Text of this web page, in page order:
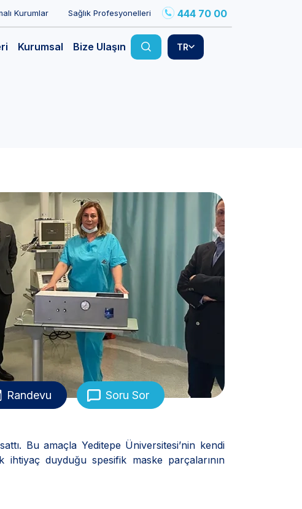
Kurumlar Sağlık Profesyonelleri 444 70 00
Kurumsal Bize Ulaşın TR
Randevu Soru Sor
Bu amaçla Yeditepe Üniversitesi’nin kendi
duyduğu spesifik maske parçalarının